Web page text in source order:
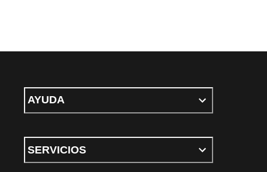
AYUDA
SERVICIOS